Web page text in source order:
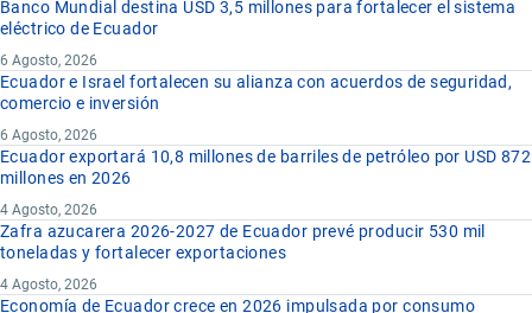
Banco Mundial destina USD 3,5 millones para fortalecer el sistema
eléctrico de Ecuador
6 Agosto, 2026
Ecuador e Israel fortalecen su alianza con acuerdos de seguridad,
comercio e inversión
6 Agosto, 2026
Ecuador exportará 10,8 millones de barriles de petróleo por USD 872
millones en 2026
4 Agosto, 2026
Zafra azucarera 2026-2027 de Ecuador prevé producir 530 mil
toneladas y fortalecer exportaciones
4 Agosto, 2026
Economía de Ecuador crece en 2026 impulsada por consumo